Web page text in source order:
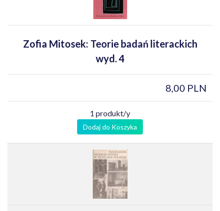
Zofia Mitosek: Teorie badań literackich
wyd. 4
8,00 PLN
1 produkt/y
Dodaj do Koszyka